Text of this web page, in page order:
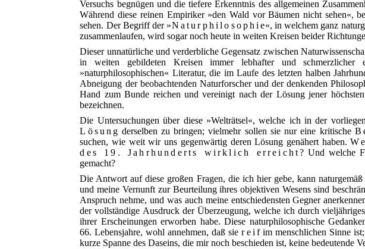
Versuchs begnügen und die tiefere Erkenntnis des allgemeinen
Während diese reinen Empiriker »den Wald vor Bäumen nicht sehen«,
sehen. Der Begriff der »Naturphilosophie«, in welchem ganz
zusammenlaufen, wird sogar noch heute in weiten Kreisen beider
Dieser unnatürliche und verderbliche Gegensatz zwischen
in weiten gebildeten Kreisen immer lebhafter und schmerzlicher
»naturphilosophischen« Literatur, die im Laufe des letzten halben
Abneigung der beobachtenden Naturforscher und der denkenden
Hand zum Bunde reichen und vereinigt nach der Lösung jener
bezeichnen.
Die Untersuchungen über diese »Welträtsel«, welche ich in der
Lösung derselben zu bringen; vielmehr sollen sie nur eine kritische
suchen, wie weit wir uns gegenwärtig deren Lösung genähert haben.
des 19. Jahrhunderts wirklich erreicht? Und welche
gemacht?
Die Antwort auf diese großen Fragen, die ich hier gebe, kann
und meine Vernunft zur Beurteilung ihres objektiven Wesens sind
Anspruch nehme, und was auch meine entschiedensten Gegner
der vollständige Ausdruck der Überzeugung, welche ich durch
ihrer Erscheinungen erworben habe. Diese naturphilosophische
66. Lebensjahre, wohl annehmen, daß siereifim menschlichen Sinne
kurze Spanne des Daseins,die mir noch beschieden ist, keine bedeutende